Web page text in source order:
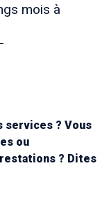
mois à
en
une belle
services ? Vous
ou
? Dites